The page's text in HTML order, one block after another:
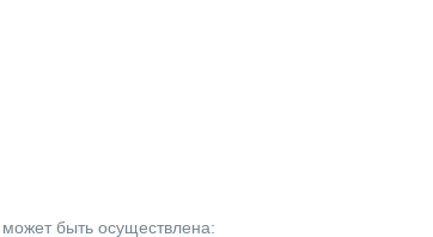
быть осуществлена: